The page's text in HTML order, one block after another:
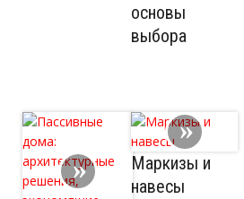
основы
выбора
Маркизы и
навесы